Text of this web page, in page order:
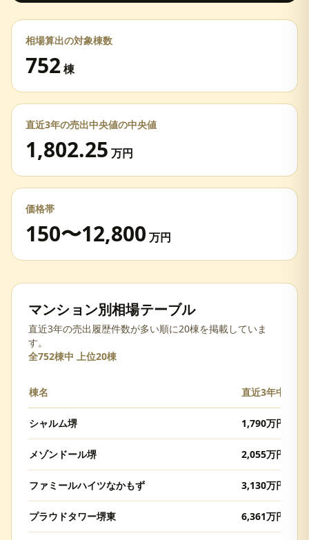
相場算出の対象棟数
752棟
直近3年の売出中央値の中央値
1,802.25 万円
価格帯
150〜12,800 万円
マンション別相場テーブル
直近3年の売出履歴件数が多い順に20棟を掲載していま
す。
全752棟中 上位20棟
棟名 直近3年中央値
シャルム堺 1,790万円
メゾンドール堺 2,055万円
ファミールハイツなかもず 3,130万円
プラウドタワー堺東 6,361万円